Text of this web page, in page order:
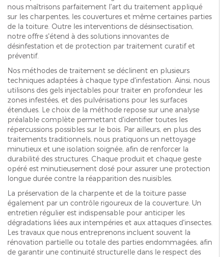
nous maîtrisons parfaitement l'art du traitement appliqué
sur les charpentes, les couvertures et même certaines parties
de la toiture. Outre les interventions de désinsectisation,
notre offre s'étend à des solutions innovantes de
désinfestation et de protection par traitement curatif et
préventif.
Nos méthodes de traitement se déclinent en plusieurs
techniques adaptées à chaque type d'infestation. Ainsi, nous
utilisons des gels injectables pour traiter en profondeur les
zones infestées, et des pulvérisations pour les surfaces
étendues. Le choix de la méthode repose sur une analyse
préalable complète permettant d'identifier toutes les
répercussions possibles sur le bois. Par ailleurs, en plus des
traitements traditionnels, nous pratiquons un nettoyage
minutieux et une isolation soignée, afin de renforcer la
durabilité des structures. Chaque produit et chaque geste
opéré est minutieusement dosé pour assurer une protection
longue durée contre la réapparition des nuisibles.
La préservation de la charpente et de la toiture passe
également par un contrôle rigoureux de la couverture. Un
entretien régulier est indispensable pour anticiper les
dégradations liées aux intempéries et aux attaques d'insectes.
Les travaux que nous entreprenons incluent souvent la
rénovation partielle ou totale des parties endommagées, afin
de garantir une continuité structurelle dans le respect des